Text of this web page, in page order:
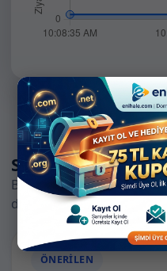
Sizin için
Benzer ilgi alanlarına
domainleri hızlıca
ÖNERILEN